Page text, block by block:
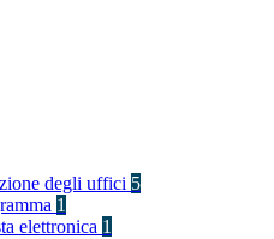
degli uffici 5
1
elettronica 1